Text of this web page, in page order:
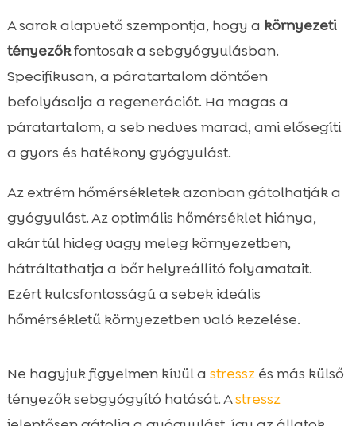
A sarok alapvető szempontja, hogy a környezeti
tényezőkfontosak a sebgyógyulásban.
Specifikusan, a páratartalom döntően
befolyásolja a regenerációt. Ha magas a
páratartalom, a seb nedves marad, ami elősegíti
a gyors és hatékony gyógyulást.
Az extrém hőmérsékletek azonban gátolhatják a
gyógyulást. Az optimális hőmérséklet hiánya,
akár túl hideg vagy meleg környezetben,
hátráltathatja a bőr helyreállító folyamatait.
Ezért kulcsfontosságú a sebek ideális
hőmérsékletű környezetben való kezelése.
Ne hagyjuk figyelmen kívül a stresszés más külső
tényezők sebgyógyító hatását. Astressz